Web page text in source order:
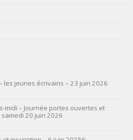
les jeunes écrivains – 23 juin 2026
midi – Journée portes ouvertes et
20 juin 2026